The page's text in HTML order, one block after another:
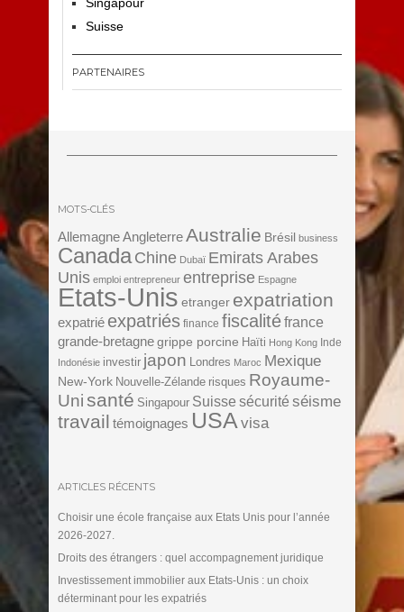
Suisse
PARTENAIRES
MOTS-CLÉS
Allemagne AngleterreAustralie Brésil business
Canada Chine Dubaï Emirats Arabes
Unis emploi entrepreneur entreprise Espagne
Etats-Unis etranger expatriation
expatrié expatriés finance fiscalitéfrance
grande-bretagne grippe porcine Haïti Hong Kong Inde
Indonésie investir japon Londres Maroc Mexique
New-York Nouvelle-Zélande risques Royaume-
Unisanté Singapour Suisse sécurité séisme
travail témoignages USA visa
ARTICLES RÉCENTS
Choisir une école française aux Etats Unis pour l’année
2026-2027.
Droits des étrangers : quel accompagnement juridique
Investissement immobilier aux Etats-Unis : un choix
déterminant pour les expatriés